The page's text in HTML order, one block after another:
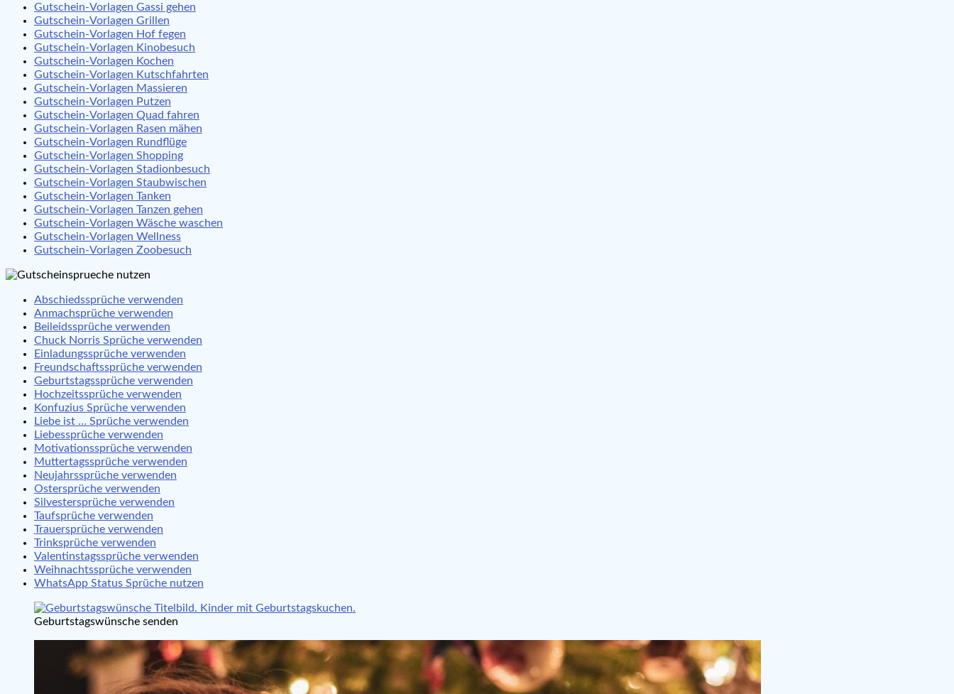
Gutschein-Vorlagen Gassi gehen
Gutschein-Vorlagen Grillen
Gutschein-Vorlagen Hof fegen
Gutschein-Vorlagen Kinobesuch
Gutschein-Vorlagen Kochen
Gutschein-Vorlagen Kutschfahrten
Gutschein-Vorlagen Massieren
Gutschein-Vorlagen Putzen
Gutschein-Vorlagen Quad fahren
Gutschein-Vorlagen Rasen mähen
Gutschein-Vorlagen Rundflüge
Gutschein-Vorlagen Shopping
Gutschein-Vorlagen Stadionbesuch
Gutschein-Vorlagen Staubwischen
Gutschein-Vorlagen Tanken
Gutschein-Vorlagen Tanzen gehen
Gutschein-Vorlagen Wäsche waschen
Gutschein-Vorlagen Wellness
Gutschein-Vorlagen Zoobesuch
Abschiedssprüche verwenden
Anmachsprüche verwenden
Beileidssprüche verwenden
Chuck Norris Sprüche verwenden
Einladungssprüche verwenden
Freundschaftssprüche verwenden
Geburtstagssprüche verwenden
Hochzeitssprüche verwenden
Konfuzius Sprüche verwenden
Liebe ist … Sprüche verwenden
Liebessprüche verwenden
Motivationssprüche verwenden
Muttertagssprüche verwenden
Neujahrssprüche verwenden
Ostersprüche verwenden
Silvestersprüche verwenden
Taufsprüche verwenden
Trauersprüche verwenden
Trinksprüche verwenden
Valentinstagssprüche verwenden
Weihnachtssprüche verwenden
WhatsApp Status Sprüche nutzen
Geburtstagswünsche senden